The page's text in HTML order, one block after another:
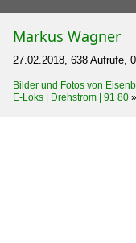
Markus Wagner
27.02.2018, 638 Aufrufe,
Bilder und Fotos von
E-Loks | Drehstrom | 91 80 »